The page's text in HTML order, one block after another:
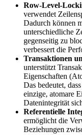
Row-Level-
verwendet
Dadurch können
unterschiedliche
gegenseitig zu
verbessert die
Transaktionen
unterstützt
Eigenschaften
Das bedeutet,
einzige, atomare
Datenintegrität
Referentielle
ermöglicht die
Beziehungen